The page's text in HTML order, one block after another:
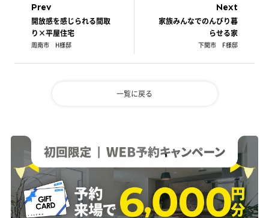
Prev
開放感を感じられる間取
り×平屋住宅
周南市 H様邸
Next
家族みんなでのんびり暮
らせる家
下関市 F様邸
一覧に戻る